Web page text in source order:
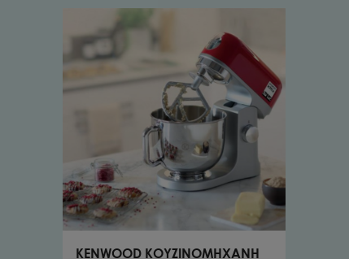
KENWOOD ΚΟΥΖΙΝΟΜΗΧΑΝΗ